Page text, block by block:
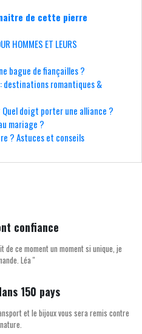
de cette pierre
HOMMES ET LEURS
bague de fiançailles ?
destinations romantiques &
doigt porter une alliance ?
mariage ?
? Astuces et conseils
confiance
ce moment un moment si unique, je
Léa ''
150 pays
et le bijoux vous sera remis contre